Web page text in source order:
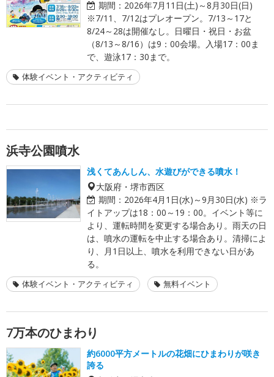
期間： 2026年7月11日(土)～8月30日(日)
※7/11、7/12はプレオープン。7/13～17と
8/24～28は開催なし。日曜日・祝日・お盆
（8/13～8/16）は9：00会場。入場17：00ま
で、遊泳17：30まで。
体験イベント・アクティビティ
浜寺公園噴水
浅くてあんしん、水遊びができる噴水！
大阪府・堺市西区
期間： 2026年4月1日(水)～9月30日(水) ※ラ
イトアップは18：00～19：00。イベント等に
より、運転時間を変更する場合あり。雨天の日
は、噴水の運転を中止する場合あり。清掃によ
り、月1日以上、噴水を利用できない日があ
る。
体験イベント・アクティビティ 無料イベント
7万本のひまわり
約6000平方メートルの花畑にひまわりが咲き
誇る